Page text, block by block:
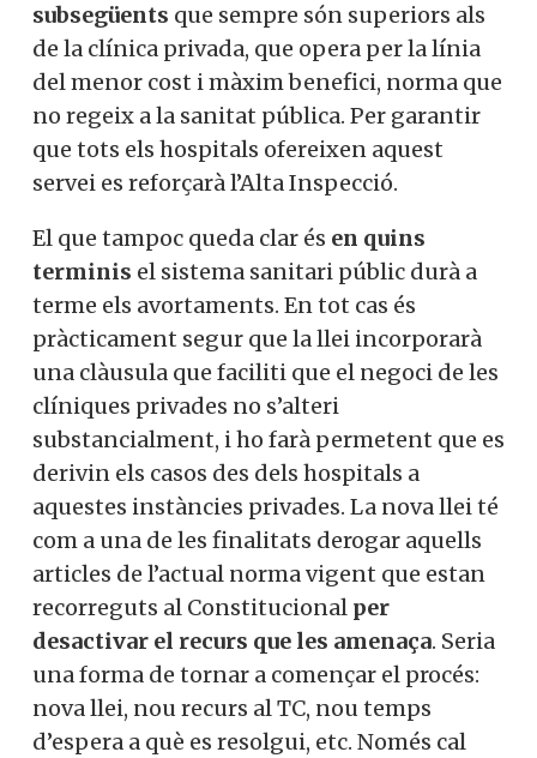
subsegüents que sempre són superiors als
de la clínica privada, que opera per la línia
del menor cost i màxim benefici, norma que
no regeix a la sanitat pública. Per garantir
que tots els hospitals ofereixen aquest
servei es reforçarà l’Alta Inspecció.
El que tampoc queda clar és en quins
terminis el sistema sanitari públic durà a
terme els avortaments. En tot cas és
pràcticament segur que la llei incorporarà
una clàusula que faciliti que el negoci de les
clíniques privades no s’alteri
substancialment, i ho farà permetent que es
derivin els casos des dels hospitals a
aquestes instàncies privades. La nova llei té
com a una de les finalitats derogar aquells
articles de l’actual norma vigent que estan
recorreguts al Constitucional per
desactivar el recurs que les amenaça. Seria
una forma de tornar a començar el procés:
nova llei, nou recurs al TC, nou temps
d’espera a què es resolgui, etc. Només cal